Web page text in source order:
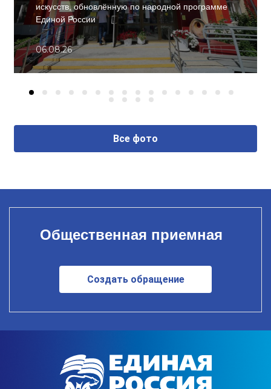
искусств, обновлённую по народной программе
Единой России
06.08.26
Все фото
Общественная приемная
Создать обращение